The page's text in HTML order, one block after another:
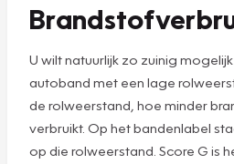
U wilt natuurlijk zo zuinig
autoband met een lage
de rolweerstand, hoe minder
verbruikt. Op het bandenlabel
op die rolweerstand. Score G is